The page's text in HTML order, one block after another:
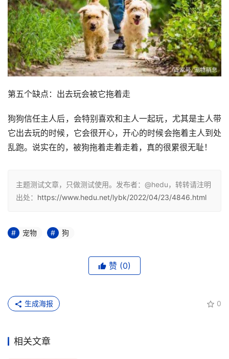
第五个缺点：出去玩会被它拖着走
狗狗信任主人后，会特别喜欢和主人一起玩，尤其是主人带
它出去玩的时候，它会很开心，开心的时候会拖着主人到处
乱跑。说实在的，被狗拖着走着走着，真的很累很无耻！
主题测试文章，只做测试使用。发布者：@hedu，转转请注明
出处： https://www.hedu.net/lybk/2022/04/23/4846.html
宠物 狗
赞 (0)
0
生成海报
相关文章